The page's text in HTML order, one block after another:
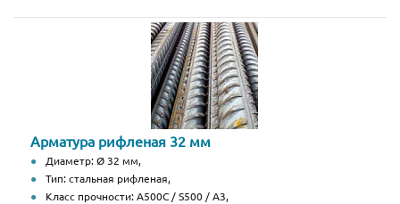
Арматура рифленая 32 мм
Диаметр: Ø 32 мм,
Тип: стальная рифленая,
Класс прочности: А500С / S500 / А3,